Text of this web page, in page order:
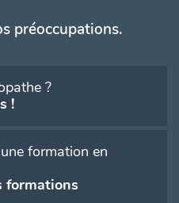
préoccupations.
?
!
formation en
formations